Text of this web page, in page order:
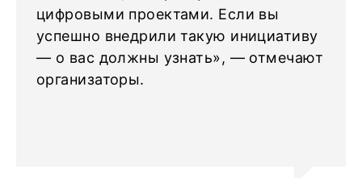
цифровыми проектами. Если вы
успешно внедрили такую инициативу
— о вас должны узнать», — отмечают
организаторы.